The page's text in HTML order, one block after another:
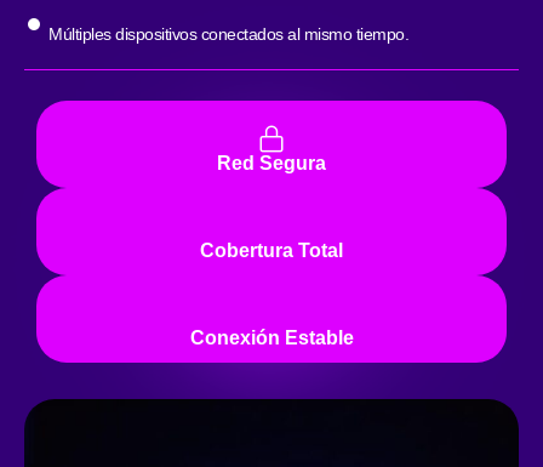
Múltiples dispositivos conectados al mismo tiempo.
Red Segura
Cobertura Total
Conexión Estable